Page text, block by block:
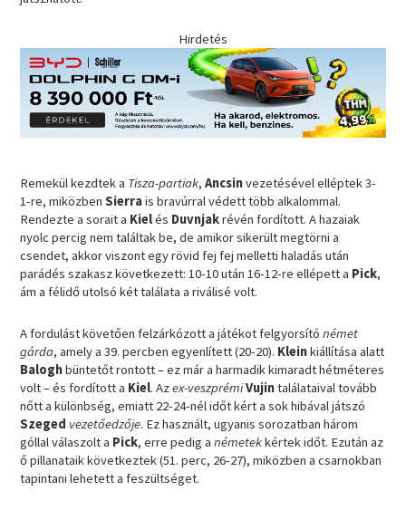
Hirdetés
Remekül kezdtek a Tisza-partiak,Ancsinvezetésével elléptek 3-
1-re, miközbenSierrais bravúrral védett több alkalommal.
Rendezte a sorait a Kielés Duvnjakrévén fordított. A hazaiak
nyolc percig nem találtak be, de amikor sikerült megtörni a
csendet, akkor viszont egy rövid fej fej melletti haladás után
parádés szakasz következett: 10-10 után 16-12-re ellépett a Pick,
ám a félidő utolsó két találata a riválisé volt.
A fordulást követően felzárkózott a játékot felgyorsítónémet
gárda, amely a 39. percben egyenlített (20-20). Kleinkiállítása alatt
Baloghbüntetőt rontott – ez már a harmadik kimaradt hétméteres
volt – és fordított a Kiel. Azex-veszprémiVujintalálataival tovább
nőtt a különbség, emiatt 22-24-nél időt kért a sok hibával játszó
Szeged vezetőedzője. Ez használt, ugyanis sorozatban három
góllal válaszolt a Pick, erre pedig anémetekkértek időt. Ezután az
ő pillanataik következtek (51. perc, 26-27), miközben a csarnokban
tapintani lehetett a feszültséget.